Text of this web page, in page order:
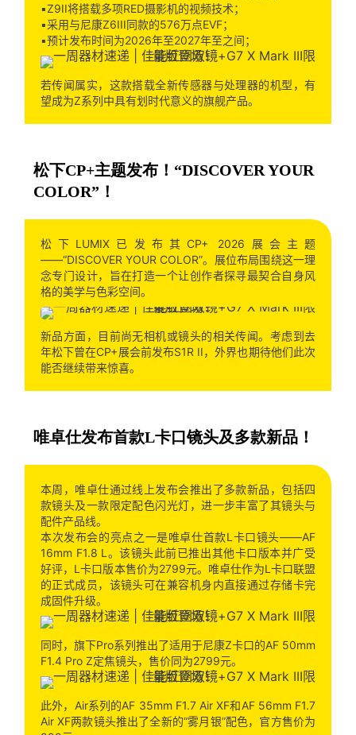
▪️Z9II将搭载多项RED摄影机的视频技术；
▪️采用与尼康Z6III同款的576万点EVF；
▪️预计发布时间为2026年至2027年至之间；
若传闻属实，这款搭载全新传感器与处理器的机型，有
望成为Z系列中具有划时代意义的旗舰产品。
松下CP+主题发布！“DISCOVER YOUR
COLOR”！
松下LUMIX已发布其CP+ 2026展会主题
——“DISCOVER YOUR COLOR”。展位布局围绕这一理
念专门设计，旨在打造一个让创作者探寻最契合自身风
格的美学与色彩空间。
新品方面，目前尚无相机或镜头的相关传闻。考虑到去
年松下曾在CP+展会前发布S1R II，外界也期待他们此次
能否继续带来惊喜。
唯卓仕发布首款L卡口镜头及多款新品！
本周，唯卓仕通过线上发布会推出了多款新品，包括四
款镜头及一款限定配色闪光灯，进一步丰富了其镜头与
配件产品线。
本次发布会的亮点之一是唯卓仕首款L卡口镜头——AF
16mm F1.8 L。该镜头此前已推出其他卡口版本并广受
好评，L卡口版本售价为2799元。唯卓仕作为L卡口联盟
的正式成员，该镜头可在兼容机身内直接通过存储卡完
成固件升级。
同时，旗下Pro系列推出了适用于尼康Z卡口的AF 50mm
F1.4 Pro Z定焦镜头，售价同为2799元。
此外，Air系列的AF 35mm F1.7 Air XF和AF 56mm F1.7
Air XF两款镜头推出了全新的“雾月银”配色，官方售价为